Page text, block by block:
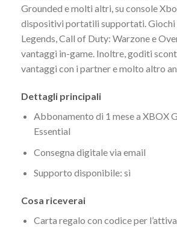
Grounded e molti altri, su console
dispositivi portatili supportati. Giochi
Legends, Call of Duty: Warzone e
vantaggi in-game. Inoltre, goditi
vantaggi con i partner e molto altro
Dettagli principali
Abbonamento di 1 mese a XBOX
Essential
Consegna digitale via email
Supporto disponibile: sì
Cosa riceverai
Carta regalo con codice per